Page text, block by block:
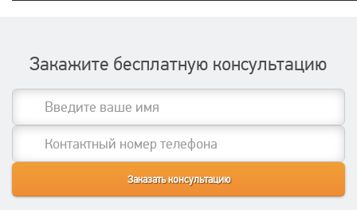
Закажите бесплатную консультацию